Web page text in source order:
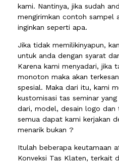
kami. Nantinya, jika sudah
mengirimkan contoh sampel
inginkan seperti apa.
Jika tidak memilikinyapun,
untuk anda dengan syarat
Karena kami menyadari, jika
monoton maka akan
spesial. Maka dari itu, kami
kustomisasi tas seminar
dari, model, desain logo dan
semua dapat kami kerjakan
menarik bukan ?
Itulah beberapa keutamaan
Konveksi Tas Klaten, terkait